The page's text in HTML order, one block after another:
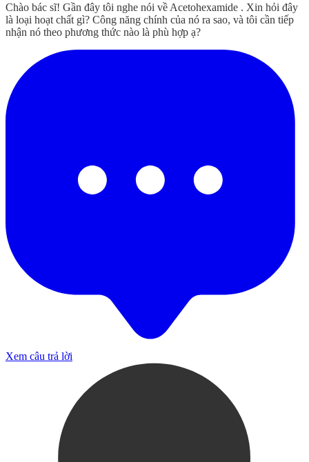
Chào bác sĩ! Gần đây tôi nghe nói về Acetohexamide . Xin hỏi đây
là loại hoạt chất gì? Công năng chính của nó ra sao, và tôi cần tiếp
nhận nó theo phương thức nào là phù hợp ạ?
Xem câu trả lời